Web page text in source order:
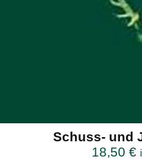
Schuss- und
18,50 €